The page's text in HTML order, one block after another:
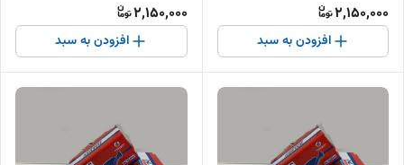
2,150,000
افزودن به سبد
2,150,000
افزودن به سبد